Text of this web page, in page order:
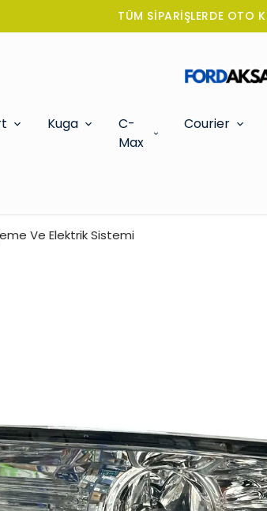
TÜM SİPARİŞLERDE OTO
Kuga
C-
Max
Courier
Ve Elektrik Sistemi